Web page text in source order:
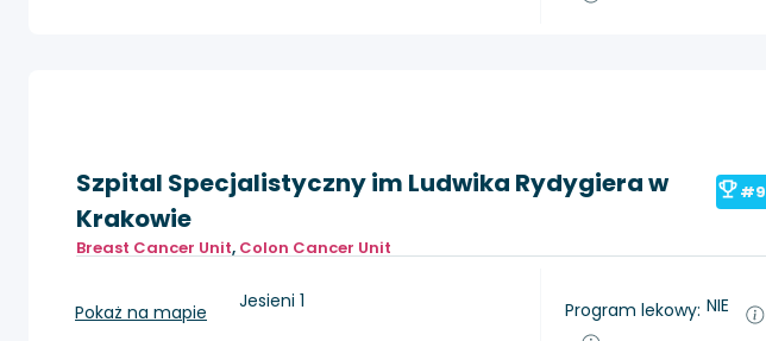
Szpital Specjalistyczny im Ludwika Rydygiera w
Krakowie
#9
Breast Cancer Unit, Colon Cancer Unit
Kraków, os. Złotej Jesieni 1
Pokaż na mapie Program lekowy: NIE